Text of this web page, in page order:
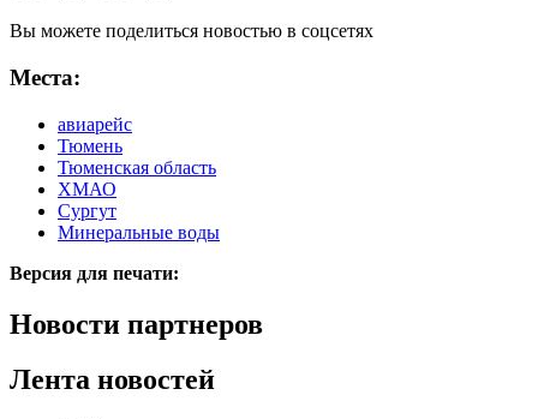
Вы можете поделиться новостью в соцсетях
Места:
авиарейс
Тюмень
Тюменская область
ХМАО
Сургут
Минеральные воды
Версия для печати:
Новости партнеров
Лента новостей